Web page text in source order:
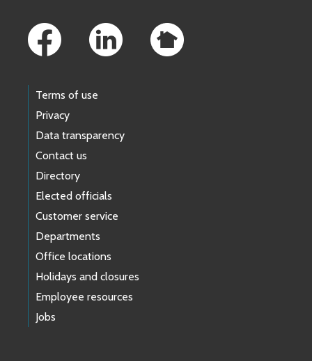
Terms of use
Privacy
Data transparency
Contact us
Directory
Elected officials
Customer service
Departments
Office locations
Holidays and closures
Employee resources
Jobs